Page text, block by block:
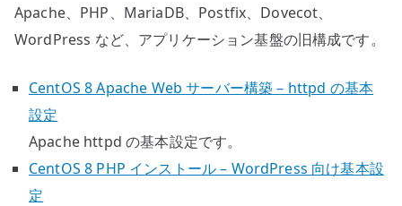
Apache、PHP、MariaDB、Postfix、Dovecot、
WordPress など、アプリケーション基盤の旧構成です。
CentOS 8 Apache Web サーバー構築 – httpd の基本
設定
Apache httpd の基本設定です。
CentOS 8 PHP インストール – WordPress 向け基本設
定